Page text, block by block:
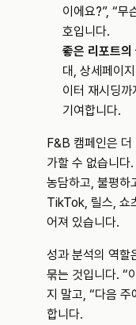
이에요?”, “무
호입니다.
좋은 리포트의
대, 상세페이
이터 재시딩
기여합니다.
F&B 캠페인은 더
가할 수 없습니다
농담하고, 불평하
TikTok, 릴스, 쇼
어져 있습니다.
성과 분석의 역할
묶는 것입니다. “
지 말고, “다음 주
합니다.